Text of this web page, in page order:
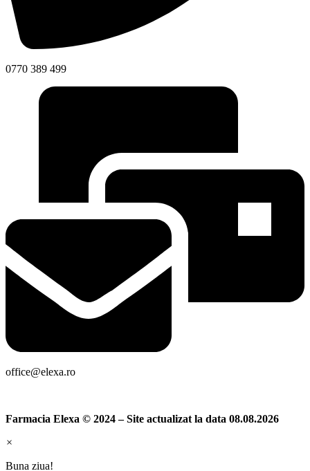
0770 389 499
office@elexa.ro
Farmacia Elexa © 2024 – Site actualizat la data 08.08.2026
×
Buna ziua!